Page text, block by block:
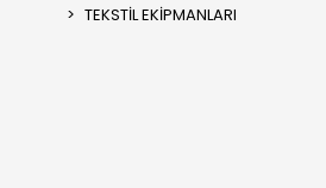
TEKSTİL EKİPMANLARI